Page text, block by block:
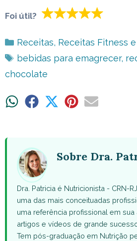
Foi útil?
Categorias
Receitas, Receitas Fitness
Tags
bebidas para emagrecer,
chocolate
ShareShare ShareShareShare
Sobre Dra.
Dra. Patricia é Nutricionista - CRN-
uma das mais conceituadas
uma referência profissional em sua
artigos e vídeos de grande
Tem pós-graduação em Nutrição